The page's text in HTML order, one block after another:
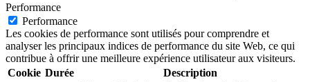
Performance
Performance
Les cookies de performance sont utilisés pour comprendre et
analyser les principaux indices de performance du site Web, ce qui
contribue à offrir une meilleure expérience utilisateur aux visiteurs.
Cookie Durée Description